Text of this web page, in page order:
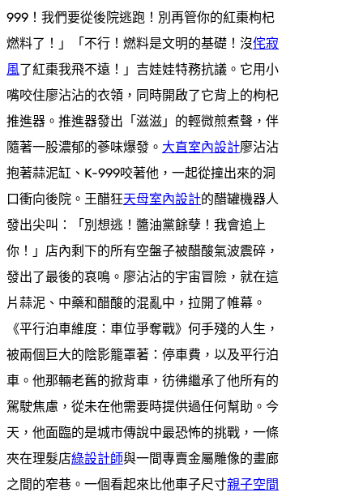
999！我們要從後院逃跑！別再管你的紅棗枸杞
燃料了！」「不行！燃料是文明的基礎！沒侘寂
風了紅棗我飛不遠！」吉娃娃特務抗議。它用小
嘴咬住廖沾沾的衣領，同時開啟了它背上的枸杞
推進器。推進器發出「滋滋」的輕微煎煮聲，伴
隨著一股濃郁的蔘味爆發。 大直室內設計廖沾沾
抱著蒜泥缸、K-999咬著他，一起從撞出來的洞
口衝向後院。王醋狂天母室內設計的醋罐機器人
發出尖叫：「別想逃！醬油黨餘孽！我會追上
你！」店內剩下的所有空盤子被醋酸氣波震碎，
發出了最後的哀鳴。廖沾沾的宇宙冒險，就在這
片蒜泥、中藥和醋酸的混亂中，拉開了帷幕。
《平行泊車維度：車位爭奪戰》何手殘的人生，
被兩個巨大的陰影籠罩著：停車費，以及平行泊
車。他那輛老舊的掀背車，彷彿繼承了他所有的
駕駛焦慮，從未在他需要時提供過任何幫助。今
天，他面臨的是城市傳說中最恐怖的挑戰，一條
夾在理髮店綠設計師與一間專賣金屬雕像的畫廊
之間的窄巷。一個看起來比他車子尺寸親子空間